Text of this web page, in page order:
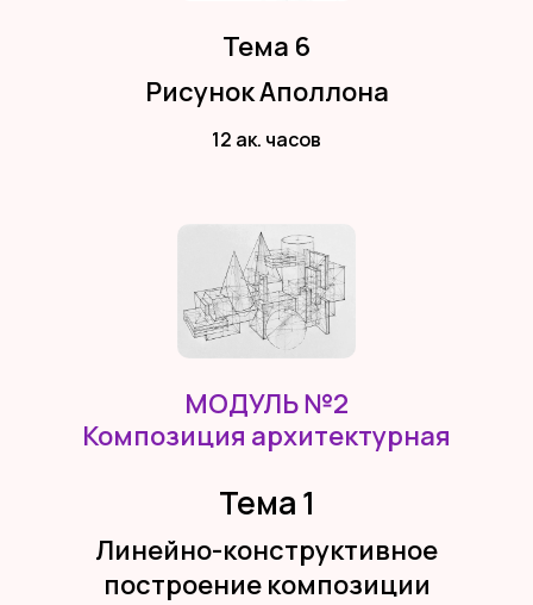
Тема 6
Рисунок Аполлона
12 ак. часов
МОДУЛЬ №2
Композиция архитектурная
Тема 1
Линейно-конструктивное
построение композиции